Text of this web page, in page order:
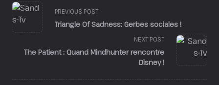
<span
class="nav-
subtitle
reader-
PREVIOUS POST
Triangle Of Sadness: Gerbes sociales !
NEXT POST
The Patient : Quand Mindhunter rencontre
Disney !